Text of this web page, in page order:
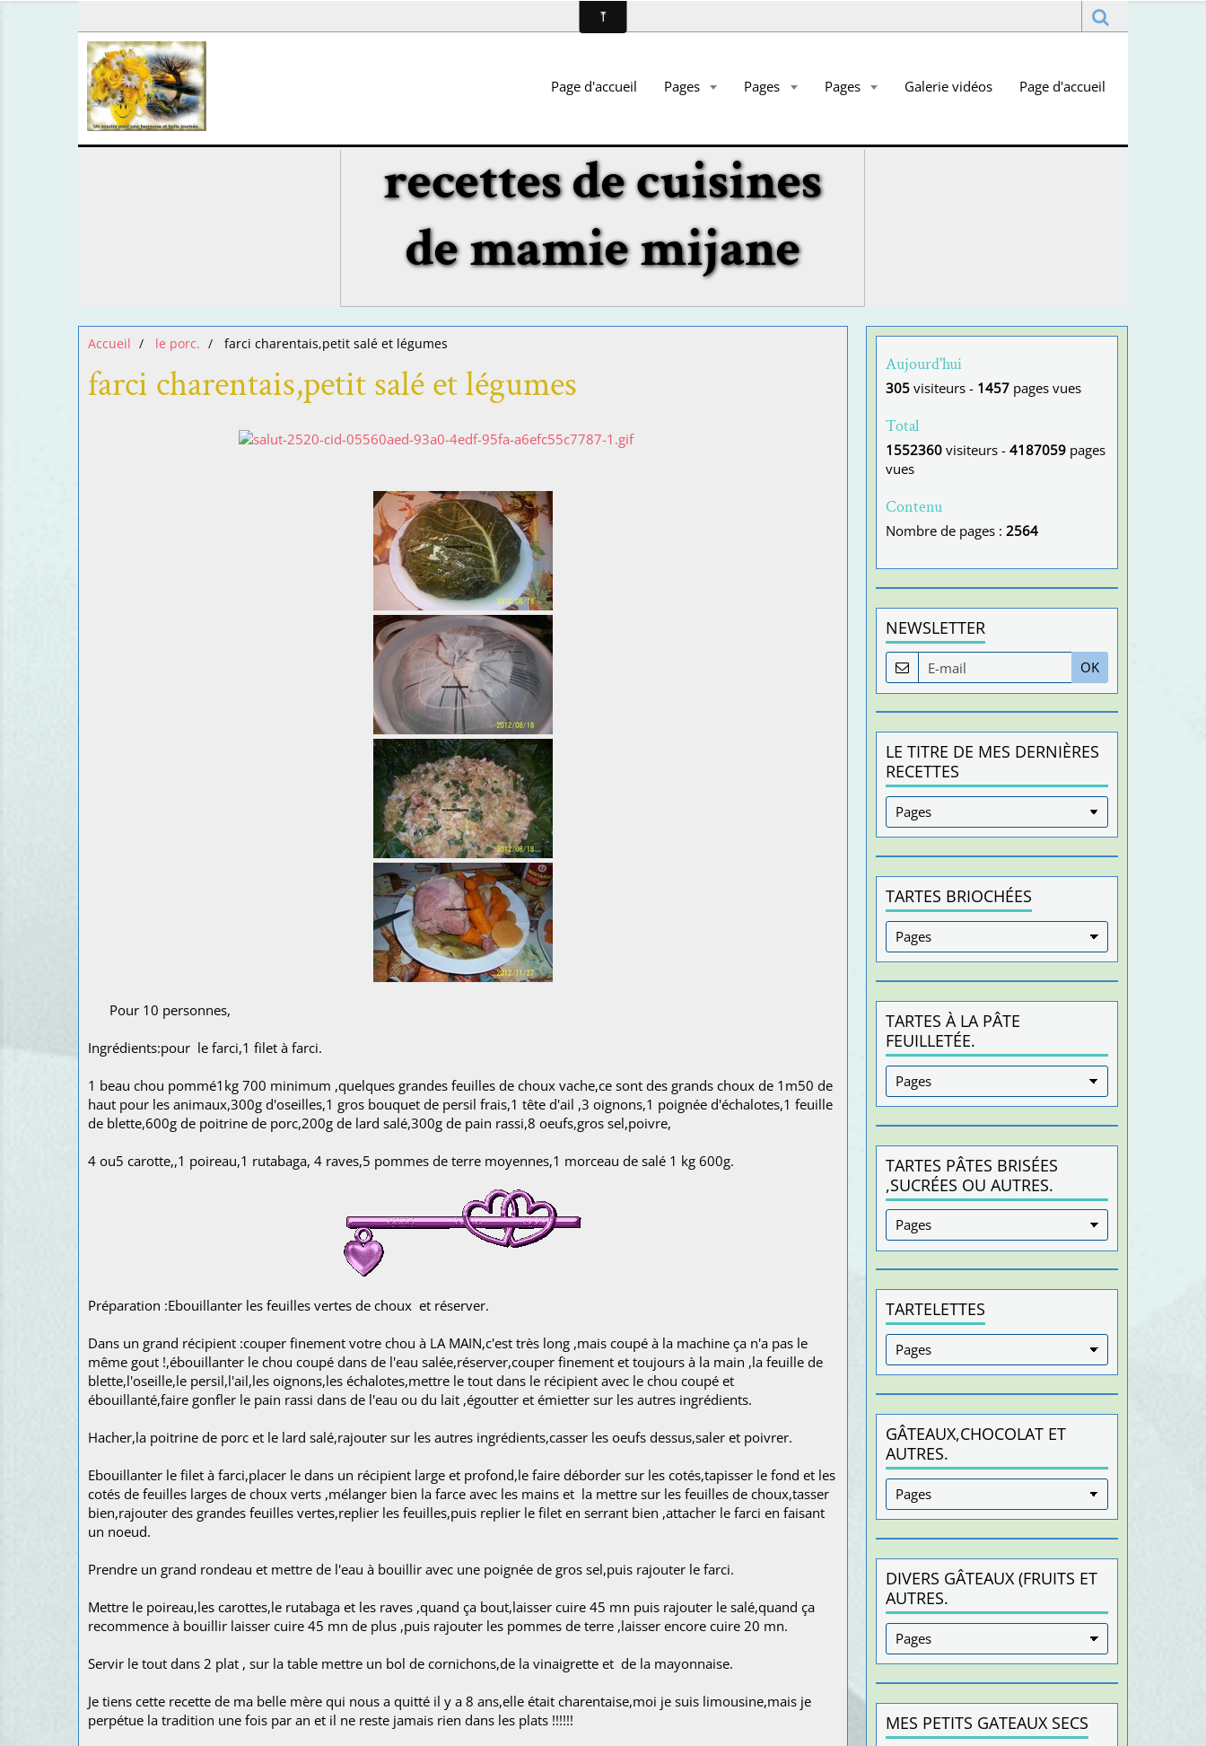
Page d'accueil Pages Pages Pages Galerie vidéos Page d'accueil
recettes de cuisines
de mamie mijane
Accueil le porc. farci charentais,petit salé et légumes
farci charentais,petit salé et légumes
Pour 10 personnes,
Ingrédients:pour le farci,1 filet à farci.
1 beau chou pommé1kg 700 minimum ,quelques grandes feuilles de choux vache,ce sont des grands choux de 1m50 de
haut pour les animaux,300g d'oseilles,1 gros bouquet de persil frais,1 tête d'ail ,3 oignons,1 poignée d'échalotes,1 feuille
de blette,600g de poitrine de porc,200g de lard salé,300g de pain rassi,8 oeufs,gros sel,poivre,
4 ou5 carotte,,1 poireau,1 rutabaga, 4 raves,5 pommes de terre moyennes,1 morceau de salé 1 kg 600g.
Préparation :Ebouillanter les feuilles vertes de choux et réserver.
Dans un grand récipient :couper finement votre chou à LA MAIN,c'est très long ,mais coupé à la machine ça n'a pas le
même gout !,ébouillanter le chou coupé dans de l'eau salée,réserver,couper finement et toujours à la main ,la feuille de
blette,l'oseille,le persil,l'ail,les oignons,les échalotes,mettre le tout dans le récipient avec le chou coupé et
ébouillanté,faire gonfler le pain rassi dans de l'eau ou du lait ,égoutter et émietter sur les autres ingrédients.
Hacher,la poitrine de porc et le lard salé,rajouter sur les autres ingrédients,casser les oeufs dessus,saler et poivrer.
Ebouillanter le filet à farci,placer le dans un récipient large et profond,le faire déborder sur les cotés,tapisser le fond et les
cotés de feuilles larges de choux verts ,mélanger bien la farce avec les mains et la mettre sur les feuilles de choux,tasser
bien,rajouter des grandes feuilles vertes,replier les feuilles,puis replier le filet en serrant bien ,attacher le farci en faisant
un noeud.
Prendre un grand rondeau et mettre de l'eau à bouillir avec une poignée de gros sel,puis rajouter le farci.
Mettre le poireau,les carottes,le rutabaga et les raves ,quand ça bout,laisser cuire 45 mn puis rajouter le salé,quand ça
recommence à bouillir laisser cuire 45 mn de plus ,puis rajouter les pommes de terre ,laisser encore cuire 20 mn.
Servir le tout dans 2 plat , sur la table mettre un bol de cornichons,de la vinaigrette et de la mayonnaise.
Je tiens cette recette de ma belle mère qui nous a quitté il y a 8 ans,elle était charentaise,moi je suis limousine,mais je
perpétue la tradition une fois par an et il ne reste jamais rien dans les plats !!!!!!
Aujourd'hui
305visiteurs - 1457pages vues
Total
1552360visiteurs - 4187059pages
vues
Contenu
Nombre de pages : 2564
NEWSLETTER
OK
LE TITRE DE MES DERNIÈRES
RECETTES
TARTES BRIOCHÉES
TARTES À LA PÂTE
FEUILLETÉE.
TARTES PÂTES BRISÉES
,SUCRÉES OU AUTRES.
TARTELETTES
GÂTEAUX,CHOCOLAT ET
AUTRES.
DIVERS GÂTEAUX (FRUITS ET
AUTRES.
MES PETITS GATEAUX SECS